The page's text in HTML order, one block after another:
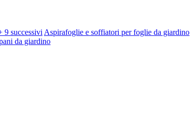
9 successivi Aspirafoglie e soffiatori per foglie da giardino
da giardino